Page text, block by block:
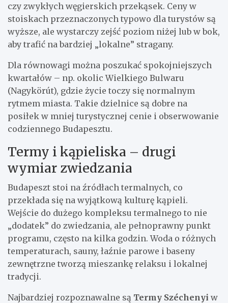
czy zwykłych węgierskich przekąsek. Ceny w
stoiskach przeznaczonych typowo dla turystów są
wyższe, ale wystarczy zejść poziom niżej lub w bok,
aby trafić na bardziej „lokalne” stragany.
Dla równowagi można poszukać spokojniejszych
kwartałów – np. okolic Wielkiego Bulwaru
(Nagykörút), gdzie życie toczy się normalnym
rytmem miasta. Takie dzielnice są dobre na
posiłek w mniej turystycznej cenie i obserwowanie
codziennego Budapesztu.
Termy i kąpieliska – drugi
wymiar zwiedzania
Budapeszt stoi na źródłach termalnych, co
przekłada się na wyjątkową kulturę kąpieli.
Wejście do dużego kompleksu termalnego to nie
„dodatek” do zwiedzania, ale pełnoprawny punkt
programu, często na kilka godzin. Woda o różnych
temperaturach, sauny, łaźnie parowe i baseny
zewnętrzne tworzą mieszankę relaksu i lokalnej
tradycji.
Najbardziej rozpoznawalne są Termy Széchenyi w